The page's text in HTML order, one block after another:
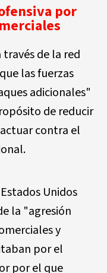
por
de la red
las fuerzas
adicionales"
de reducir
contra el
Unidos
la "agresión
y
por el
por el que